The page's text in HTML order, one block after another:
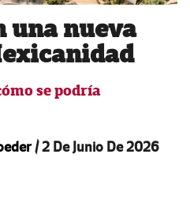
una nueva
se podría
/2 De Junio De 2026